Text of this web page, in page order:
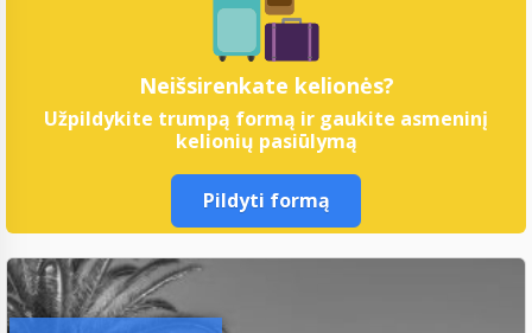
Neišsirenkate kelionės?
Užpildykite trumpą formą ir gaukite asmeninį
kelionių pasiūlymą
Pildyti formą